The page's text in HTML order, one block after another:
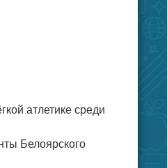
атлетике среди
Белоярского